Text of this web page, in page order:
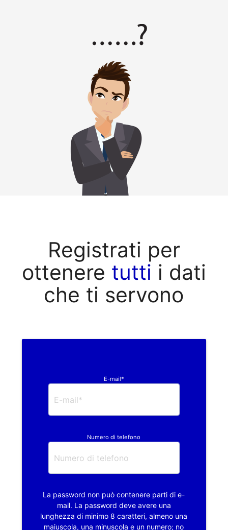
Registrati per
ottenere tutti i dati
che ti servono
E-mail*
Numero di telefono
La password non può contenere parti di e-
mail. La password deve avere una
lunghezza di minimo 8 caratteri, almeno una
maiuscola, una minuscola e un numero; no